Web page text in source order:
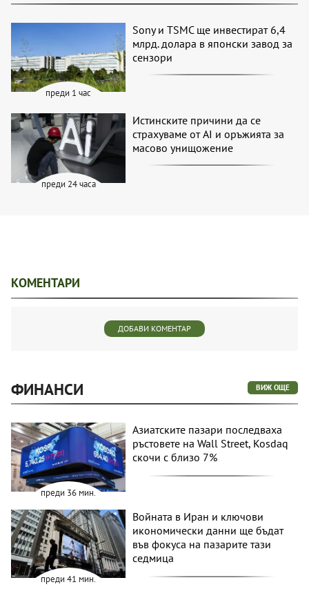
преди 1 час
Sony и TSMC ще инвестират 6,4
млрд. долара в японски завод за
сензори
преди 24 часа
Истинските причини да се
страхуваме от AI и оръжията за
масово унищожение
КОМЕНТАРИ
ДОБАВИ КОМЕНТАР
ФИНАНСИ ВИЖ ОЩЕ
преди 36 мин.
Азиатските пазари последваха
ръстовете на Wall Street, Kosdaq
скочи с близо 7%
преди 41 мин.
Войната в Иран и ключови
икономически данни ще бъдат
във фокуса на пазарите тази
седмица